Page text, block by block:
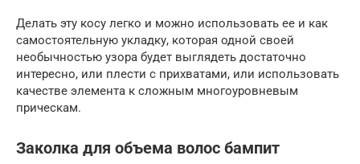
Делать эту косу легко и можно использовать ее и как
самостоятельную укладку, которая одной своей
необычностью узора будет выглядеть достаточно
интересно, или плести с прихватами, или использовать
качестве элемента к сложным многоуровневым
прическам.
Заколка для объема волос бампит